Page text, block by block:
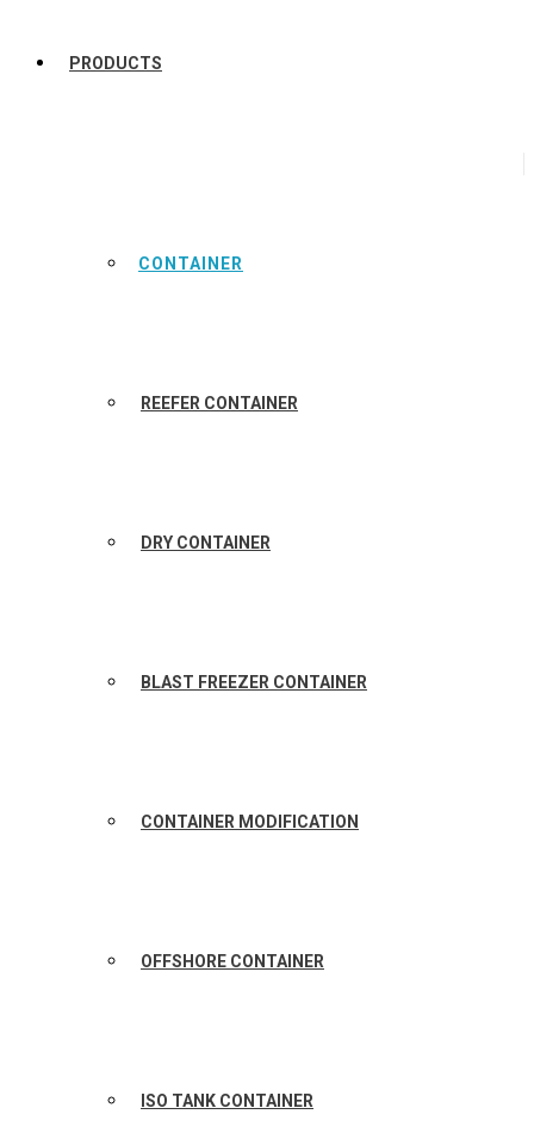
PRODUCTS
CONTAINER
REEFER CONTAINER
DRY CONTAINER
BLAST FREEZER CONTAINER
CONTAINER MODIFICATION
OFFSHORE CONTAINER
ISO TANK CONTAINER